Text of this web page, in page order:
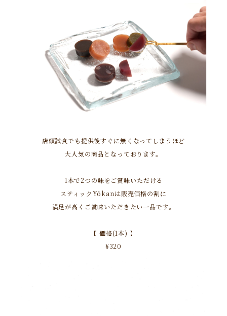
店頭試食でも提供後すぐに無くなってしまうほど
大人気の商品となっております。
1本で2つの味をご賞味いただける
スティックYôkanは販売価格の割に
満足が高くご賞味いただきたい一品です。
【 価格(1本) 】
¥320